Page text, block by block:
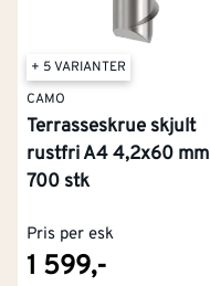
+ 5 VARIANTER
CAMO
Terrasseskrue skjult
rustfri A4 4,2x60 mm
700 stk
Pris per esk
1 599,-